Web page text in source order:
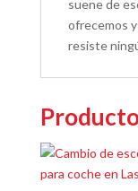
suene de
ofrecemos
resiste